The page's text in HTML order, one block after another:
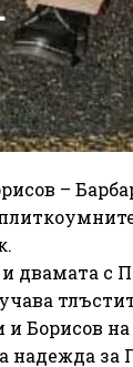
–
двамата с
и Борисов
надежда за